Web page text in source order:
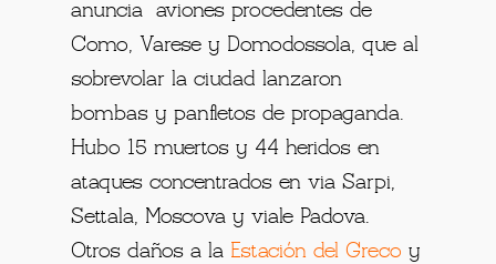
anuncia aviones procedentes de
Como, Varese y Domodossola, que al
sobrevolar la ciudad lanzaron
bombas y panfletos de propaganda.
Hubo 15 muertos y 44 heridos en
ataques concentrados en via Sarpi,
Settala, Moscova y viale Padova.
Otros daños a la Estación del Greco y